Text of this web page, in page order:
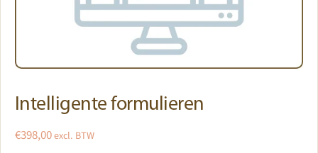
Intelligente formulieren
€398,00excl. BTW